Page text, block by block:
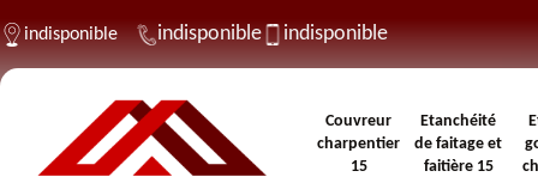
indisponible indisponible indisponible
Couvreur
charpentier
15
Etanchéité
de faitage et
faitière 15